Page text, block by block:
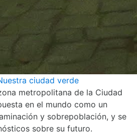
ciudad verde
metropolitana de la Ciudad
en el mundo como un
y sobrepoblación, y se
sobre su futuro.